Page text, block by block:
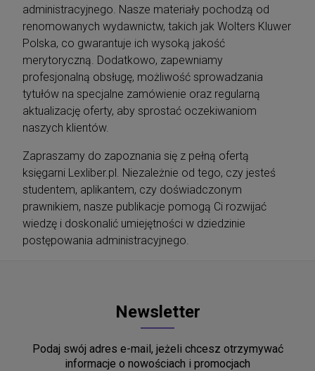
administracyjnego. Nasze materiały pochodzą od
renomowanych wydawnictw, takich jak Wolters Kluwer
Polska, co gwarantuje ich wysoką jakość
merytoryczną. Dodatkowo, zapewniamy
profesjonalną obsługę, możliwość sprowadzania
tytułów na specjalne zamówienie oraz regularną
aktualizację oferty, aby sprostać oczekiwaniom
naszych klientów.
Zapraszamy do zapoznania się z pełną ofertą
księgarni Lexliber.pl. Niezależnie od tego, czy jesteś
studentem, aplikantem, czy doświadczonym
prawnikiem, nasze publikacje pomogą Ci rozwijać
wiedzę i doskonalić umiejętności w dziedzinie
postępowania administracyjnego.
Newsletter
Podaj swój adres e-mail, jeżeli chcesz otrzymywać
informacje o nowościach i promocjach